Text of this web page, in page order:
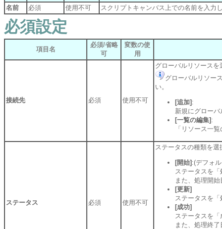
名前
必須 使用不可 スクリプトキャンバス上での名前を入力
必須設定
項目名
必須/省略
可
変数の使
用
接続先 必須 使用不可
グローバルリソースを
グローバルリソー
い。
[追加] :
新規にグロー
[一覧の編集] :
「リソース一
ステータス 必須 使用不可
ステータスの種類を選
[開始] :(デフォ
ステータスを
また、処理開
[更新]
ステータスを
[成功]
ステータスを
また、処理終